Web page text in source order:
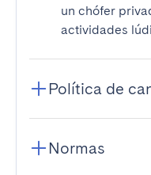
un chófer
actividades
Política de
Normas